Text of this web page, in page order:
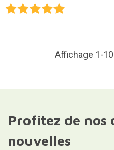
Affichage 1-
Profitez de nos
nouvelles